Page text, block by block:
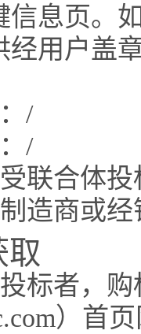
信息页。
经用户盖
/
/
联合体投
造商或
取
标者，
）首